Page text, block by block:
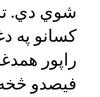
کسانو په
فیصدو څخه